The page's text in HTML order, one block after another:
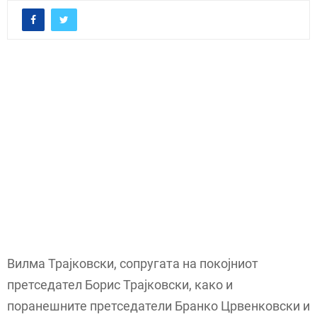
Вилма Трајковски, сопругата на покојниот
претседател Борис Трајковски, како и
поранешните претседатели Бранко Црвенковски и